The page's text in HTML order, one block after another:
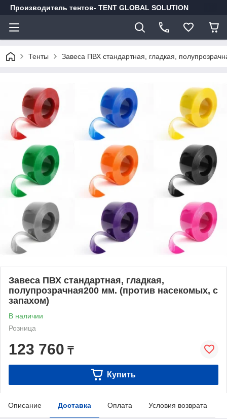
Производитель тентов- TENT GLOBAL SOLUTION
Тенты Завеса ПВХ стандартная, гладкая,
Завеса ПВХ стандартная, гладкая,
полупрозрачная200 мм. (против насекомых, с
запахом)
В наличии
Розница
123 760 ₸
Купить
Описание Доставка Оплата Условия возврата